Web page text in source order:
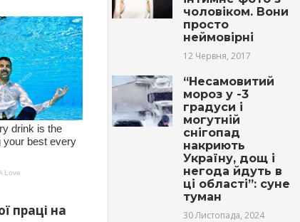
праці на
чоловіком. Вони
просто
неймовірні
12 Червня, 2017
“Несамовитий
мороз у -3
градуси і
могутній
снігопад
накриють
Україну, дощ і
негода йдуть в
ці області”: суне
туман
30 Листопада, 2024